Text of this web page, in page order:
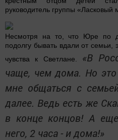
руководитель группы «Ласковый
Несмотря на то, что Юре по
подолгу бывать вдали от семьи,
чувства к Светлане. «В
чаще, чем дома. Но
мне общаться с
далее. Ведь есть же
в конце концов! А
него, 2 часа - и дома!»